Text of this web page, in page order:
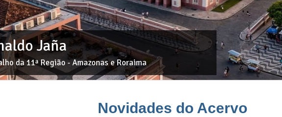
Jaña
da 11ª Região - Amazonas e Roraima
1 2 3 4
Novidades do Acervo